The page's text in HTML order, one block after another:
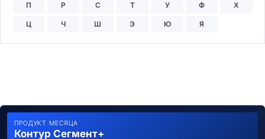
П Р С Т У Ф Х
Ц Ч Ш Э Ю Я
ПРОДУКТ МЕСЯЦА
Контур Сегмент+